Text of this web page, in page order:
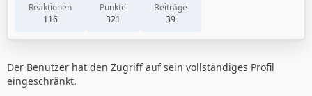
Reaktionen
116
Punkte
321
Beiträge
39
Der Benutzer hat den Zugriff auf sein vollständiges Profil
eingeschränkt.